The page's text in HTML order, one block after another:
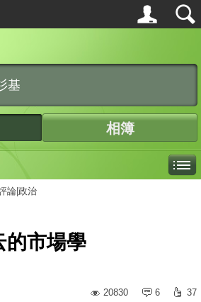
基
相簿
論|政治
的市場學
20830
6 37